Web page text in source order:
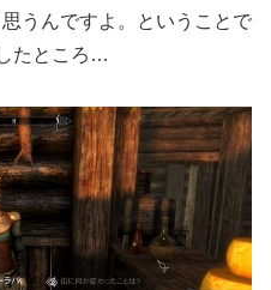
思うんですよ。ということで
たところ…